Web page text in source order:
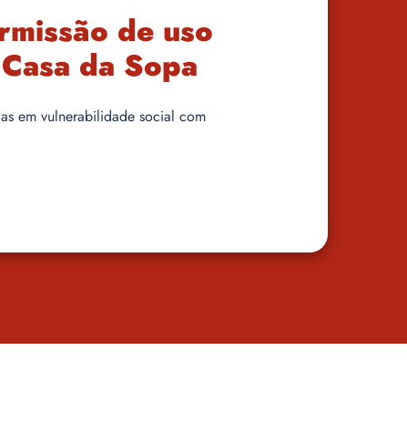
de uso
da Sopa
em vulnerabilidade social com